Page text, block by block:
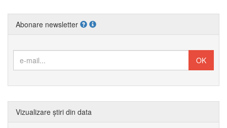
Abonare newsletter
Vizualizare știri din data